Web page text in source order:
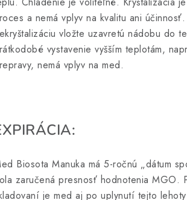
a nemá vplyv na kvalitu ani
vložte uzavretú nádobu do
vystavenie vyšším teplotám,
nemá vplyv na med.
Biosota Manuka má 5-ročnú „dátum
zaručená presnosť hodnotenia MGO.
je med aj po uplynutí tejto